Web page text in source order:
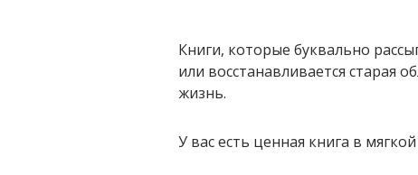
Книги, которые буквально
или восстанавливается старая
жизнь.
У вас есть ценная книга в